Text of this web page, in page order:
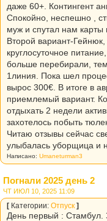
даже 60+. Контингент
Спокойно, неспешно ,
муж и спутал нам
Второй вариант-
круглосуточное
больше перебирали,
1линия. Пока шел
вырос 300€. В итоге в
приемлемый вариант.
отдыхать 2 недели
захотелось побыть
Читаю отзывы сейчас
улыбалась уборщица и
Написано: Umaneturman3
Погнали 2025 день 2
ЧТ ИЮЛ 10, 2025 11:09
[ Категории: Отпуск ]
День первый : Стамбул.